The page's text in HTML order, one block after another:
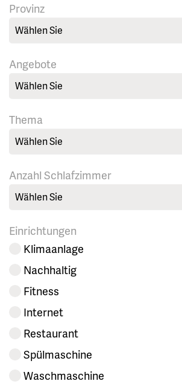
Provinz
Wählen Sie
Angebote
Wählen Sie
Thema
Wählen Sie
Anzahl Schlafzimmer
Wählen Sie
Einrichtungen
Klimaanlage
Nachhaltig
Fitness
Internet
Restaurant
Spülmaschine
Waschmaschine